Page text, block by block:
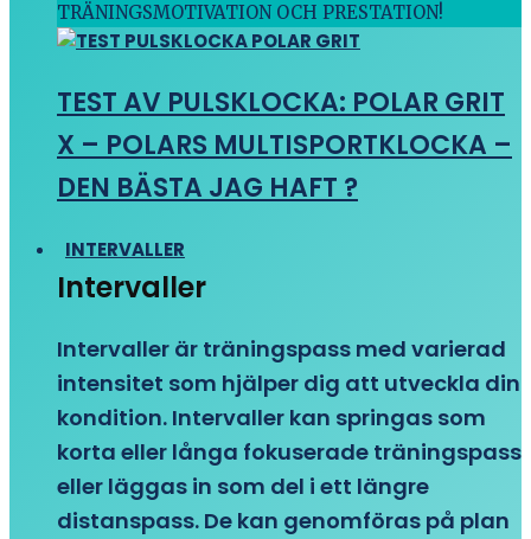
TRÄNINGSMOTIVATION OCH PRESTATION!
TEST AV PULSKLOCKA: POLAR GRIT
X – POLARS MULTISPORTKLOCKA –
DEN BÄSTA JAG HAFT ?
INTERVALLER
Intervaller
Intervaller är träningspass med varierad
intensitet som hjälper dig att utveckla din
kondition. Intervaller kan springas som
korta eller långa fokuserade träningspass
eller läggas in som del i ett längre
distanspass. De kan genomföras på plan